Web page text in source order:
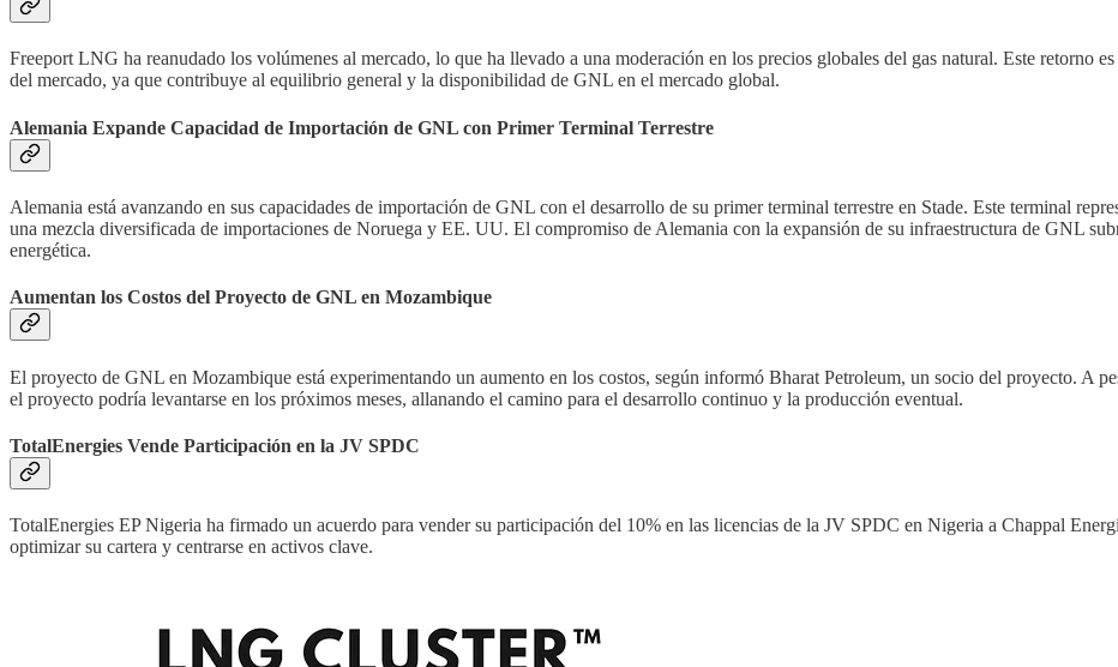
Freeport LNG ha reanudado los volúmenes al mercado, lo que ha llevado a una moderación en los precios globales del gas natural. Este retorno
del mercado, ya que contribuye al equilibrio general y la disponibilidad de GNL en el mercado global.
Alemania Expande Capacidad de Importación de GNL con Primer Terminal Terrestre
Alemania está avanzando en sus capacidades de importación de GNL con el desarrollo de su primer terminal terrestre en Stade. Este terminal
una mezcla diversificada de importaciones de Noruega y EE. UU. El compromiso de Alemania con la expansión de su infraestructura de GNL
energética.
Aumentan los Costos del Proyecto de GNL en Mozambique
El proyecto de GNL en Mozambique está experimentando un aumento en los costos, según informó Bharat Petroleum, un socio del proyecto. A
el proyecto podría levantarse en los próximos meses, allanando el camino para el desarrollo continuo y la producción eventual.
TotalEnergies Vende Participación en la JV SPDC
TotalEnergies EP Nigeria ha firmado un acuerdo para vender su participación del 10% en las licencias de la JV SPDC en Nigeria a Chappal
optimizar su cartera y centrarse en activos clave.